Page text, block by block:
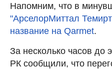
Напомним, что в
"АрселорМиттал
название на Qarmet.
За несколько часов до
РК сообщили, что